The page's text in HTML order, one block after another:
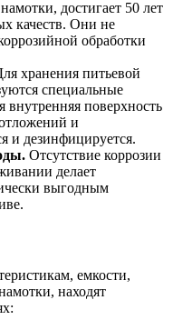
достигает 50 лет
качеств. Они не
обработки
хранения питьевой
специальные
поверхность
и
и дезинфицируется.
Отсутствие коррозии
делает
выгодным
емкости,
находят